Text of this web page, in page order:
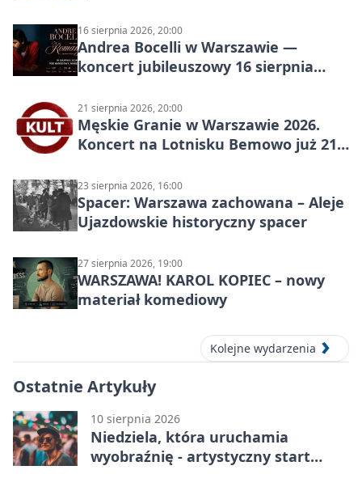
16 sierpnia 2026, 20:00
Andrea Bocelli w Warszawie —
koncert jubileuszowy 16 sierpnia
21 sierpnia 2026, 20:00
Męskie Granie w Warszawie 2026.
Koncert na Lotnisku Bemowo już 21
23 sierpnia 2026, 16:00
Spacer: Warszawa zachowana – Aleje
Ujazdowskie historyczny spacer
27 sierpnia 2026, 19:00
WARSZAWA! KAROL KOPIEC – nowy
materiał komediowy
Kolejne wydarzenia
Ostatnie Artykuły
10 sierpnia 2026
Niedziela, która uruchamia
wyobraźnię - artystyczny start